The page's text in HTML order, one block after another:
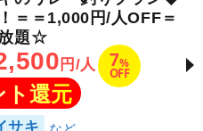
＝＝1,000円/人OFF＝
放題☆
円/人 7%
OFF
ト還元
サキ